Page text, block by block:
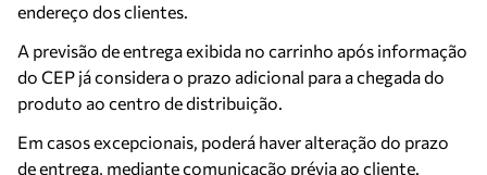
endereço dos clientes.
A previsão de entrega exibida no carrinho após informação
do CEP já considera o prazo adicional para a chegada do
produto ao centro de distribuição.
Em casos excepcionais, poderá haver alteração do prazo
de entrega, mediante comunicação prévia ao cliente.